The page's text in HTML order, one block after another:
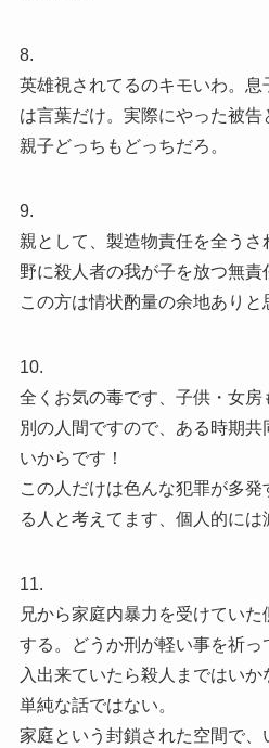
8.
英雄視されてるのキモいわ。息
は言葉だけ。実際にやった被
親子どっちもどっちだろ。
9.
親として、製造物責任を全うさ
野に殺人者の我が子を放つ無責
この方は情状酌量の余地ありと
10.
全くお気の毒です、子供・女房
別の人間ですので、ある時期
いからです！
この人だけは色んな犯罪が多
る人と考えてます、個人的には
11.
兄から家庭内暴力を受けてい
する。どうか刑が軽い事を祈
入出来ていたら殺人まではい
単純な話ではない。
家庭という封鎖された空間で